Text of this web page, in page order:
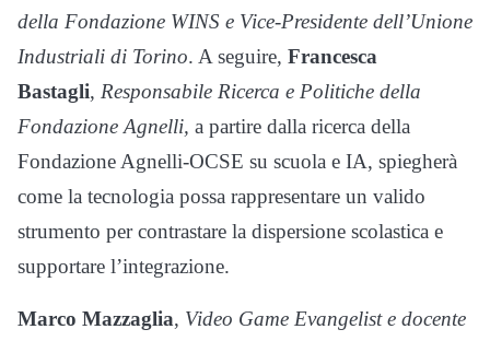
della Fondazione WINS e Vice-Presidente dell’Unione
Industriali di Torino. A seguire, Francesca
Bastagli, Responsabile Ricerca e Politiche della
Fondazione Agnelli, a partire dalla ricerca della
Fondazione Agnelli-OCSE su scuola e IA, spiegherà
come la tecnologia possa rappresentare un valido
strumento per contrastare la dispersione scolastica e
supportare l’integrazione.
Marco Mazzaglia, Video Game Evangelist e docente